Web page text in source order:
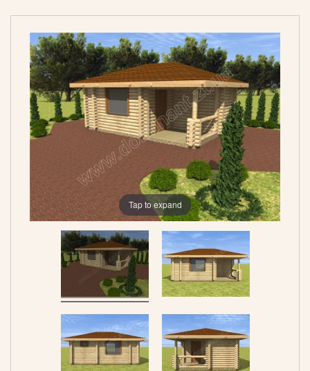
Tap to expand